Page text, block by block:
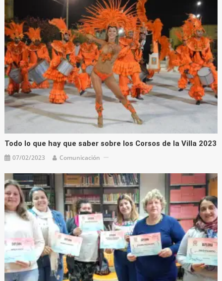
Todo lo que hay que saber sobre los Corsos de la Villa 2023
07/02/2023 Comunicación